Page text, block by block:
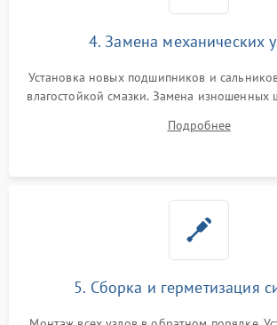
4. Замена механических
Установка новых подшипников и
влагостойкой смазки. Замена изношенных
или поврежденной резиновой
Подробнее
5. Сборка и герметизация